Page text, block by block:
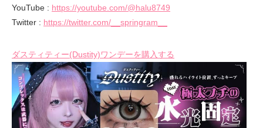
YouTube : https://youtube.com/@halu8749
Twitter : https://twitter.com/__springram__
ダスティティー(Dustity)ワンデーを購入する